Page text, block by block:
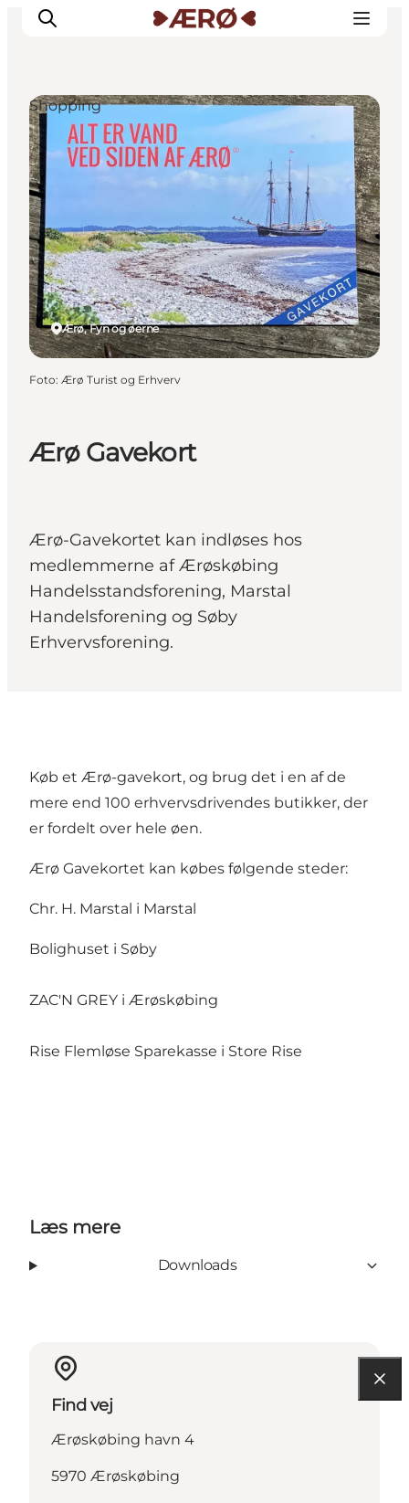
Overnatning
Spisesteder
Oplevelser
Events
Planlæg ferien
Ærø Gavekort
Ærø-Gavekortet kan indløses hos
medlemmerne af Ærøskøbing
Handelsstandsforening, Marstal
Handelsforening og Søby
Erhvervsforening.
Ærø, Fyn og øerne
Shopping
Foto: Ærø Turist og Erhverv
Køb et Ærø-gavekort, og brug det i en af de
mere end 100 erhvervsdrivendes butikker, der
er fordelt over hele øen.
Ærø Gavekortet kan købes følgende steder:
Chr. H. Marstal i Marstal
Bolighuset i Søby
ZAC'N GREY i Ærøskøbing
Rise Flemløse Sparekasse i Store Rise
Læs mere
Downloads
Find vej
Ærøskøbing havn 4
5970 Ærøskøbing